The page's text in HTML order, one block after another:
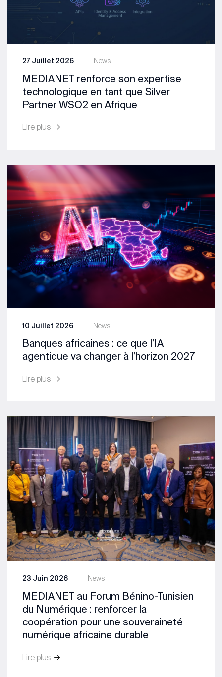
News
27 Juillet 2026
MEDIANET renforce son expertise
technologique en tant que Silver
Partner WSO2 en Afrique
Lire plus
News
10 Juillet 2026
Banques africaines : ce que l’IA
agentique va changer à l’horizon 2027
Lire plus
News
23 Juin 2026
MEDIANET au Forum Bénino-Tunisien
du Numérique : renforcer la
coopération pour une souveraineté
numérique africaine durable
Lire plus